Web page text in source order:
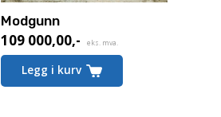
Modgunn
109 000,00,- eks. mva.
Legg i kurv